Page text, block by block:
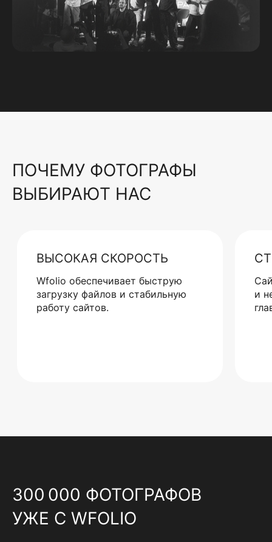
ПОЧЕМУ ФОТОГРАФЫ
ВЫБИРАЮТ НАС
ВЫСОКАЯ СКОРОСТЬ
Wfolio обеспечивает быструю
загрузку файлов и стабильную
работу сайтов.
и
300 000 ФОТОГРАФОВ
УЖЕ С WFOLIO